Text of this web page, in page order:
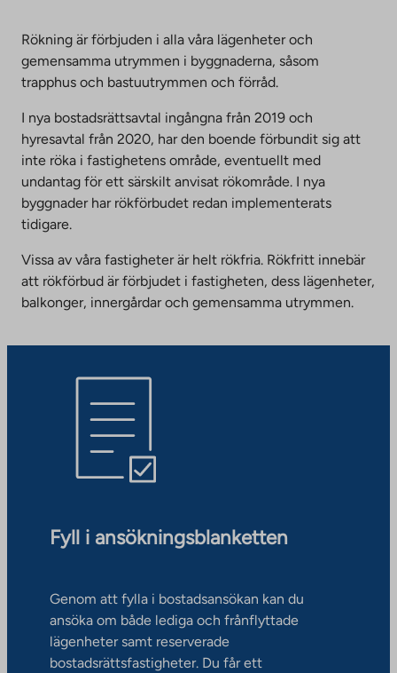
Rökning är förbjuden i alla våra lägenheter och
gemensamma utrymmen i byggnaderna, såsom
trapphus och bastuutrymmen och förråd.
I nya bostadsrättsavtal ingångna från 2019 och
hyresavtal från 2020, har den boende förbundit sig att
inte röka i fastighetens område, eventuellt med
undantag för ett särskilt anvisat rökområde. I nya
byggnader har rökförbudet redan implementerats
tidigare.
Vissa av våra fastigheter är helt rökfria. Rökfritt innebär
att rökförbud är förbjudet i fastigheten, dess lägenheter,
balkonger, innergårdar och gemensamma utrymmen.
Fyll i ansökningsblanketten
Genom att fylla i bostadsansökan kan du
ansöka om både lediga och frånflyttade
lägenheter samt reserverade
bostadsrättsfastigheter. Du får ett